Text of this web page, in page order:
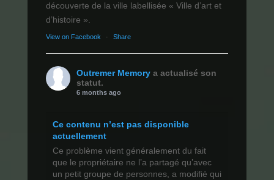
découverte de la ville labellisée « Ville d’art et
d’histoire ».
View on Facebook · Share
Outremer Memory a actualisé son
statut.
6 months ago
Ce contenu n’est pas disponible
actuellement
Ce problème vient généralement du fait
que le propriétaire ne l’a partagé qu’avec
un petit groupe de personnes, a modifié qui